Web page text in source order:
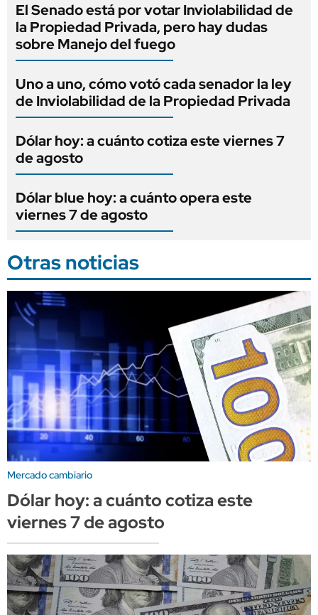
El Senado está por votar Inviolabilidad de
la Propiedad Privada, pero hay dudas
sobre Manejo del fuego
Uno a uno, cómo votó cada senador la ley
de Inviolabilidad de la Propiedad Privada
Dólar hoy: a cuánto cotiza este viernes 7
de agosto
Dólar blue hoy: a cuánto opera este
viernes 7 de agosto
Otras noticias
Mercado cambiario
Dólar hoy: a cuánto cotiza este
viernes 7 de agosto